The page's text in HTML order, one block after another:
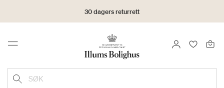
30 dagers returrett
Menu LOGG INN
SØK